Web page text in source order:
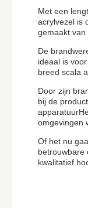
Met een
acrylvezel is
gemaakt van
De
ideaal is
breed scala
Door zijn
bij de
omgevingen
Of het nu
betrouwbare
kwalitatief